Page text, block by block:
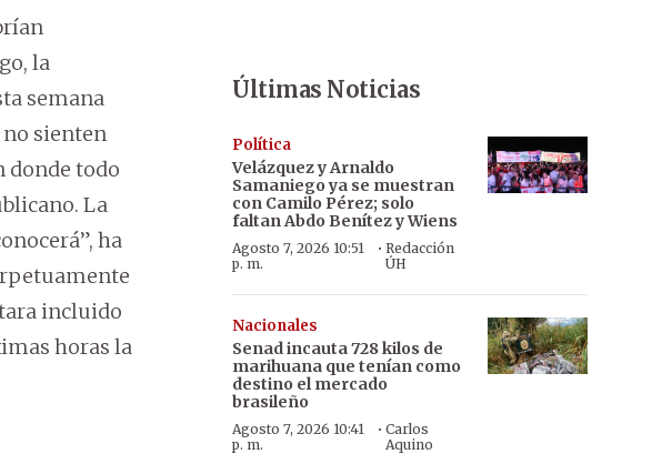
la
semana
no sienten
donde todo
La
ha
incluido
horas la
Últimas Noticias
Política
Velázquez y Arnaldo
Samaniego ya se muestran
con Camilo Pérez; solo
faltan Abdo Benítez y Wiens
Agosto 7, 2026 10:51
p. m.
·Redacción
ÚH
Nacionales
Senad incauta 728 kilos de
marihuana que tenían como
destino el mercado
brasileño
Agosto 7, 2026 10:41
p. m.
· Carlos
Aquino